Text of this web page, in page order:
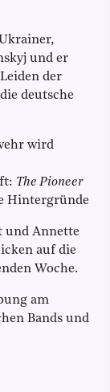
und er
der
deutsche
wird
The Pioneer
Hintergründe
und Annette
auf die
Woche.
am
Bands und